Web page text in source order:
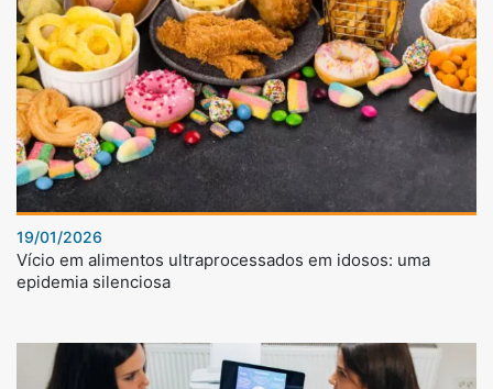
19/01/2026
Vício em alimentos ultraprocessados em idosos: uma
epidemia silenciosa